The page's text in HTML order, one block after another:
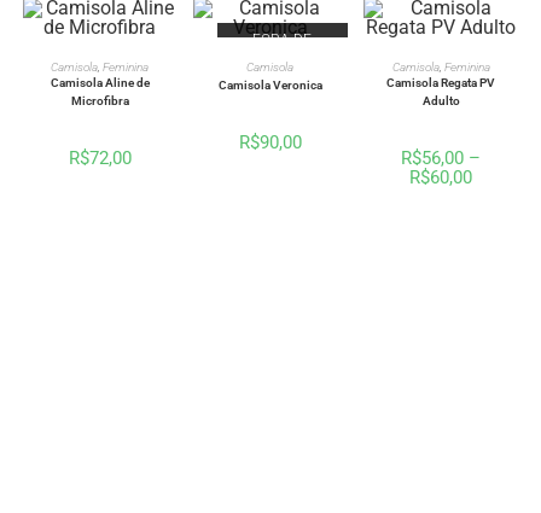
VER OPÇÕES
Camisola,Feminina
Camisola Aline de
Microfibra
R$72,00
FORA DE
VER OPÇÕES
Camisola
Camisola Veronica
R$90,00
VER OPÇÕES
Camisola, Feminina
Camisola Regata PV
Adulto
R$56,00 –
R$60,00